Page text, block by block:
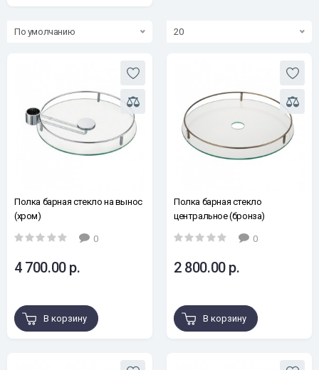
По умолчанию 20
Полка барная cтекло на вынос
(хром)
0
4 700.00 р.
В корзину
Полка барная cтекло
центральное (бронза)
0
2 800.00 р.
В корзину